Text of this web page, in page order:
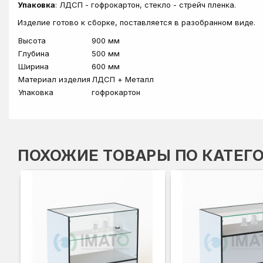
Упаковка: ЛДСП - гофрокартон, стекло - стрейч пленка.
Изделие готово к сборке, поставляется в разобранном виде.
Высота
900 мм
Глубина
500 мм
Ширина
600 мм
Материал изделия ЛДСП + Металл
Упаковка
гофрокартон
ПОХОЖИЕ ТОВАРЫ ПО